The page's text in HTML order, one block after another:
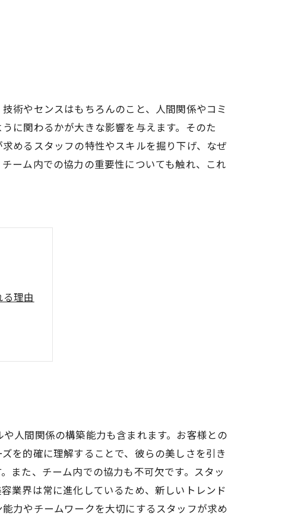
術やセンスはもちろんのこと、人間関係やコミ
に関わるかが大きな影響を与えます。そのた
めるスタッフの特性やスキルを掘り下げ、なぜ
ーム内での協力の重要性についても触れ、これ
理由
人間関係の構築能力も含まれます。お客様との
を的確に理解することで、彼らの美しさを引き
また、チーム内での協力も不可欠です。スタッ
業界は常に進化しているため、新しいトレンド
力やチームワークを大切にするスタッフが求め